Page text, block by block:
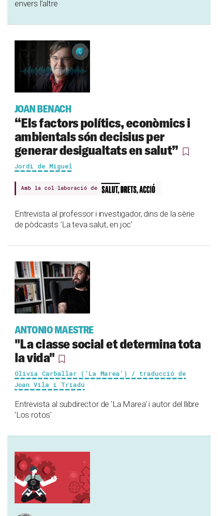
envers l’altre
JOAN BENACH
“Els factors polítics, econòmics i
ambientals són decisius per
generar desigualtats en salut”
Jordi de Miguel
Amb la col·laboració de
Entrevista al professor i investigador, dins de la sèrie
de pòdcasts 'La teva salut, en joc'
ANTONIO MAESTRE
"La classe social et determina tota
la vida"
Olivia Carballar ('La Marea') / traducció de
Joan Vila i Triadú
Entrevista al subdirector de 'La Marea' i autor del llibre
'Los rotos'